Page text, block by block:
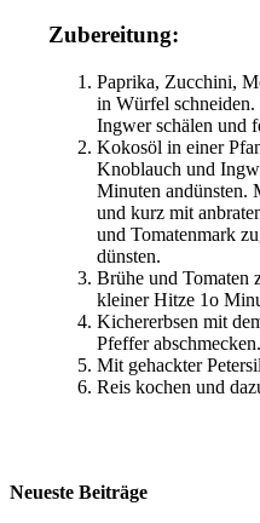
Zubereitung:
Paprika, Zucchini,
in Würfel
Ingwer schälen und
Kokosöl in einer
Knoblauch und
Minuten andünsten.
und kurz mit
und Tomatenmark
dünsten.
Brühe und Tomaten
kleiner Hitze 1o
Kichererbsen mit
Pfeffer abschmecken.
Mit gehackter
Reis kochen und
Neueste Beiträge